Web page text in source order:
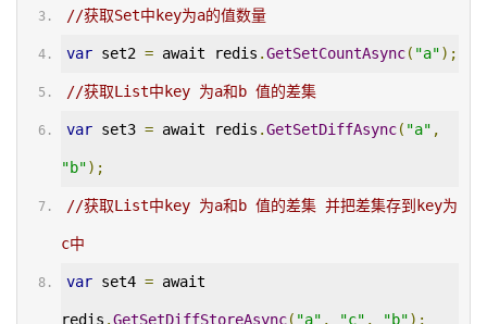
//获取Set中key为a的值数量
var set2 = await redis .GetSetCountAsync( "a");
//获取List中key 为a和b 值的差集
var set3 = await redis .GetSetDiffAsync( "a" ,
"b");
//获取List中key 为a和b 值的差集 并把差集存到key为
c中
var set4 = await
redis .GetSetDiffStoreAsync( "a" , "c" , "b");